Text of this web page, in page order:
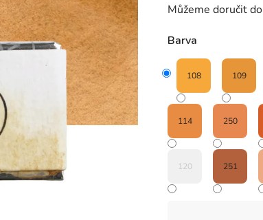
Můžeme doručit do
Barva
108 109
114 250
120 251